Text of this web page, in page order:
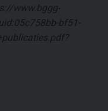
www.bggg-
bf51-